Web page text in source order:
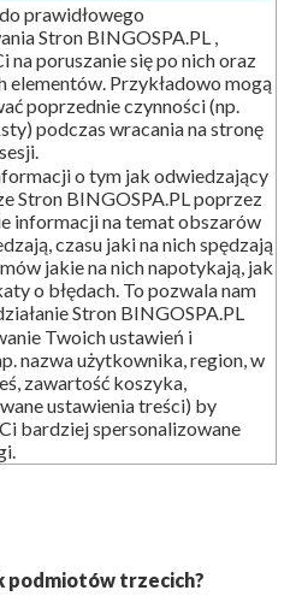
prawidłowego
Stron BINGOSPA.PL ,
na poruszanie się po nich oraz
elementów. Przykładowo mogą
poprzednie czynności (np.
podczas wracania na stronę
o tym jak odwiedzający
Stron BINGOSPA.PL poprzez
informacji na temat obszarów
czasu jaki na nich spędzają
jakie na nich napotykają, jak
o błędach. To pozwala nam
Stron BINGOSPA.PL
Twoich ustawień i
nazwa użytkownika, region, w
zawartość koszyka,
ustawienia treści) by
bardziej spersonalizowane
podmiotów trzecich?